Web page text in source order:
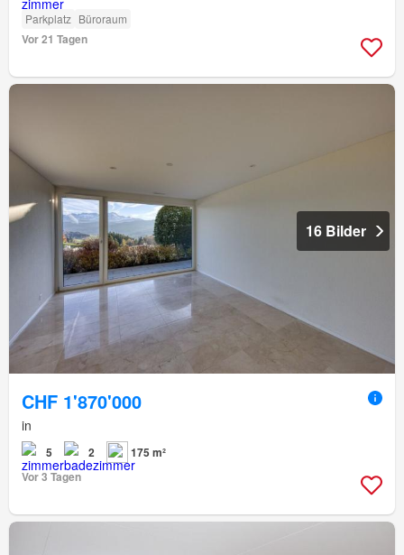
Parkplatz Büroraum
Vor 21 Tagen
16 Bilder
CHF 1'870'000
in
5 2
175 m²
Vor 3 Tagen